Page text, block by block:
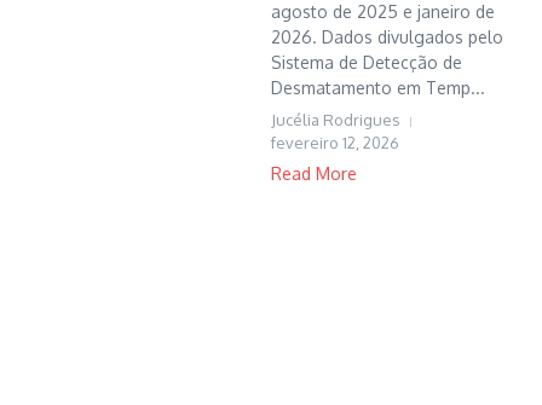
agosto de 2025 e janeiro de
2026. Dados divulgados pelo
Sistema de Detecção de
Desmatamento em Temp...
Jucélia Rodrigues
fevereiro 12, 2026
Read More